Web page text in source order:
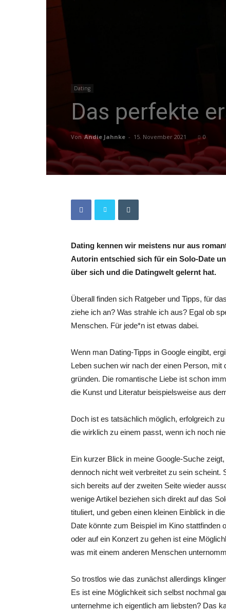
Dating
Das perfekte
Von Andie Jahnke - 15. November 2021 0
Dating kennen wir meistens nur aus
Autorin entschied sich für ein Solo-Date
über sich und die Datingwelt gelernt hat.
Überall finden sich Ratgeber und Tipps, für
ziehe ich an? Was strahle ich aus? Egal ob
Menschen. Für jede*n ist etwas dabei.
Wenn man Dating-Tipps in Google eingibt,
Leben suchen wir nach der einen Person,
gründen. Die romantische Liebe ist schon
die Kunst und Literatur beispielsweise aus
Doch ist es tatsächlich möglich, erfolgreich
die wirklich zu einem passt, wenn ich noch
Ein kurzer Blick in meine Google-Suche
dennoch nicht weit verbreitet zu sein scheint.
sich bereits auf der zweiten Seite wieder
wenige Artikel beziehen sich direkt auf das
tituliert, und geben einen kleinen Einblick in
Date könnte zum Beispiel im Kino stattfinden
oder auf ein Konzert zu gehen ist eine
was mit einem anderen Menschen
So trostlos wie das zunächst allerdings
Es ist eine Möglichkeit sich selbst nochmal
unternehme ich eigentlich am liebsten? Das